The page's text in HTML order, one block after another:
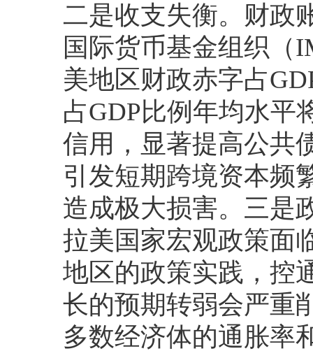
二是收支失衡。财政
国际货币基金组织（
美地区财政赤字占
占GDP比例年均水平
信用，显著提高公共
引发短期跨境资本频
造成极大损害。三是
拉美国家宏观政策面
地区的政策实践，控
长的预期转弱会严重
多数经济体的通胀率